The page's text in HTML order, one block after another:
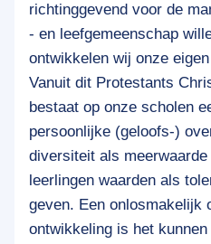
richtinggevend voor de
- en leefgemeenschap
ontwikkelen wij onze
Vanuit dit Protestants
bestaat op onze scholen
persoonlijke (geloofs-)
diversiteit als
leerlingen waarden als
geven. Een onlosmakelijk
ontwikkeling is het